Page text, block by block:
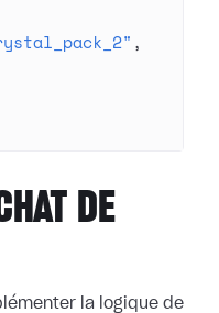
,
DE
la logique de